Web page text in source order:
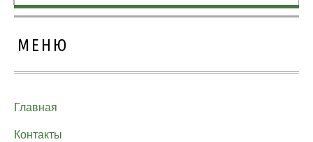
МЕНЮ
Главная
Контакты